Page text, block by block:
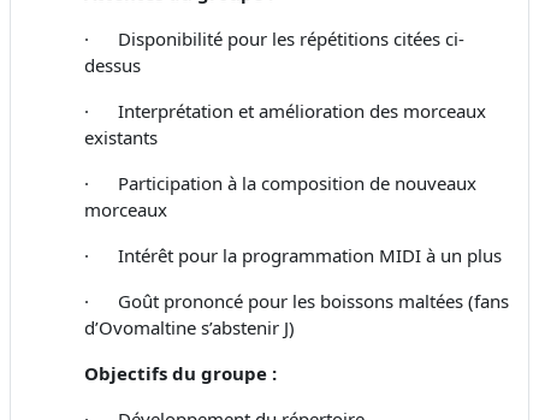
· Disponibilité pour les répétitions citées ci-
dessus
· Interprétation et amélioration des morceaux
existants
· Participation à la composition de nouveaux
morceaux
· Intérêt pour la programmation MIDI à un plus
· Goût prononcé pour les boissons maltées (fans
d’Ovomaltine s’abstenir J)
Objectifs du groupe :